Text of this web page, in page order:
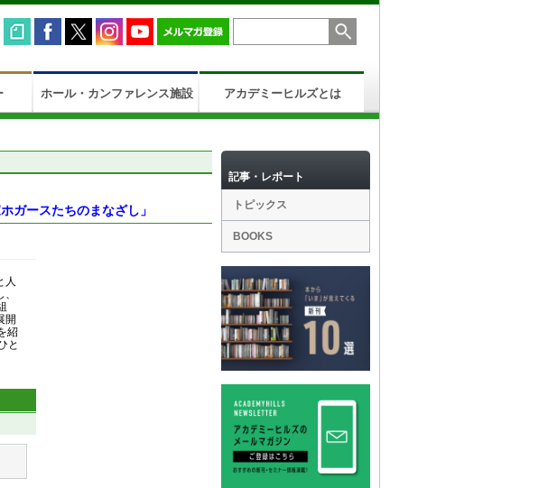
ホール・カンファレンス施設 アカデミーヒルズとは
ガースたちのまなざし」
人
開
紹
と
記事・レポート
トピックス
BOOKS